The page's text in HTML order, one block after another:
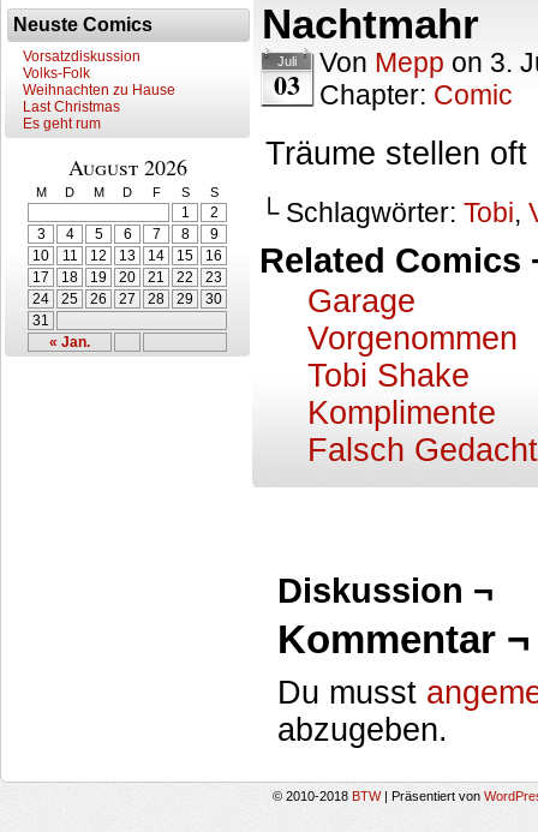
Neuste Comics
Vorsatzdiskussion
Volks-Folk
Weihnachten zu Hause
Last Christmas
Es geht rum
August 2026
M D M D F S S
« Jan.
1
2
3
4 5 6 7 8
9
10
11 12 13 14 15
16
17
18 19 20 21 22
23
24
25 26 27 28 29
30
31
Nachtmahr
Juli
03
Von Mepp on 3.
Chapter: Comic
Träume stellen
└ Schlagwörter: Tobi,
Related Comics
Garage
Vorgenommen
Tobi Shake
Komplimente
Falsch Gedacht
Diskussion ¬
Kommentar ¬
Du musst
abzugeben.
© 2010-2018 BTW | Präsentiert von